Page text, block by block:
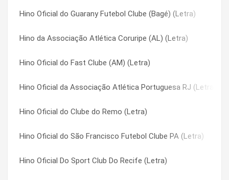
Hino Oficial do Guarany Futebol Clube (Bagé) (Letra)
Hino da Associação Atlética Coruripe (AL) (Letra)
Hino Oficial do Fast Clube (AM) (Letra)
Hino Oficial da Associação Atlética Portuguesa RJ (Letra)
Hino Oficial do Clube do Remo (Letra)
Hino Oficial do São Francisco Futebol Clube PA (Letra)
Hino Oficial Do Sport Club Do Recife (Letra)
Hino Oficial Do Esporte Clube Juventude (Letra)
Hino Oficial do Avaí Futebol Clube (Letra)
Hino Oficial do Atlético Goianiense (Letra)
Hino Oficial Do Clube Atlético Paranaense (Letra)
Hino Oficial Do Sport Club Do Recife (Letra)
Hino Oficial Do Esporte Clube Vitória (Letra)
Hino Oficial Do Clube Atlético Mineiro (Letra)
Hino Oficial do Guarany Futebol Clube (Bagé) (Letra)
Hino Oficial do Gurupi Esporte Clube TO (Letra)
Hino Oficial do Itumbiara Esporte Clube GO (Letra)
Hino Oficial do Joinville Esporte Clube (Letra)
Hino Oficial do Moto Club De São Luís (Letra)
Hino Oficial do Parnahyba Sport Club PI (Letra)
Hino Oficial do Paysandu (Letra)